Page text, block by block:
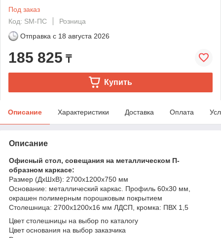
Под заказ
Код: SM-ПС
Розница
Отправка с 18 августа 2026
185 825 ₸
Купить
Описание Характеристики Доставка Оплата
Описание
Офисный стол, совещания на металлическом П-
образном каркасе:
Размер (ДхШхВ): 2700х1200х750 мм
Основание: металлический каркас. Профиль 60х30 мм,
окрашен полимерным порошковым покрытием
Столешница: 2700х1200х16 мм ЛДСП, кромка: ПВХ 1,5
Цвет столешницы на выбор по каталогу
Цвет основания на выбор заказчика